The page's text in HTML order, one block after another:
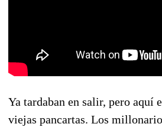
Ya tardaban en salir, pero aquí
viejas pancartas. Los